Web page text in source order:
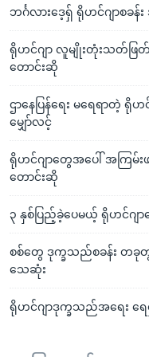
ဘင်္ဂလားဒေ့ရှ် ရိုဟင်ဂျာစခန်
ရိုဟင်ဂျာ လူမျိုးတုံးသတ်ဖ
တောင်းဆို
ဌာနေပြန်ရေး မရေရာတဲ့ ရိုဟ
မျှော်လင့်
ရိုဟင်ဂျာတွေအပေါ် အကြ
တောင်းဆို
၃ နှစ်ပြည့်ခဲ့ပေမယ့် ရိုဟင်ဂျာ
စစ်တွေ ဒုက္ခသည်စခန်း တခု
သေဆုံး
ရိုဟင်ဂျာဒုက္ခသည်အရေး ရေ